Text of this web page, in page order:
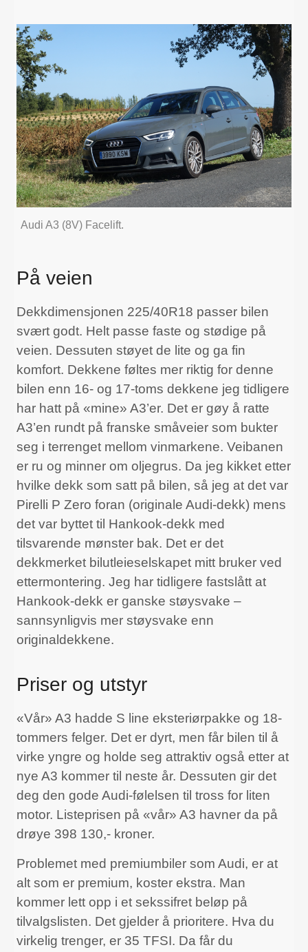
Audi A3 (8V) Facelift.
På veien
Dekkdimensjonen 225/40R18 passer bilen
svært godt. Helt passe faste og stødige på
veien. Dessuten støyet de lite og ga fin
komfort. Dekkene føltes mer riktig for denne
bilen enn 16- og 17-toms dekkene jeg tidligere
har hatt på «mine» A3’er. Det er gøy å ratte
A3’en rundt på franske småveier som bukter
seg i terrenget mellom vinmarkene. Veibanen
er ru og minner om oljegrus. Da jeg kikket etter
hvilke dekk som satt på bilen, så jeg at det var
Pirelli P Zero foran (originale Audi-dekk) mens
det var byttet til Hankook-dekk med
tilsvarende mønster bak. Det er det
dekkmerket bilutleieselskapet mitt bruker ved
ettermontering. Jeg har tidligere fastslått at
Hankook-dekk er ganske støysvake –
sannsynligvis mer støysvake enn
originaldekkene.
Priser og utstyr
«Vår» A3 hadde S line eksteriørpakke og 18-
tommers felger. Det er dyrt, men får bilen til å
virke yngre og holde seg attraktiv også etter at
nye A3 kommer til neste år. Dessuten gir det
deg den gode Audi-følelsen til tross for liten
motor. Listeprisen på «vår» A3 havner da på
drøye 398 130,- kroner.
Problemet med premiumbiler som Audi, er at
alt som er premium, koster ekstra. Man
kommer lett opp i et sekssifret beløp på
tilvalgslisten. Det gjelder å prioritere. Hva du
virkelig trenger, er 35 TFSI. Da får du